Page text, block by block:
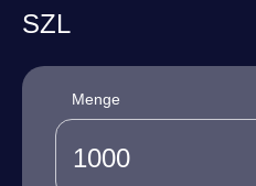
SZL
Menge